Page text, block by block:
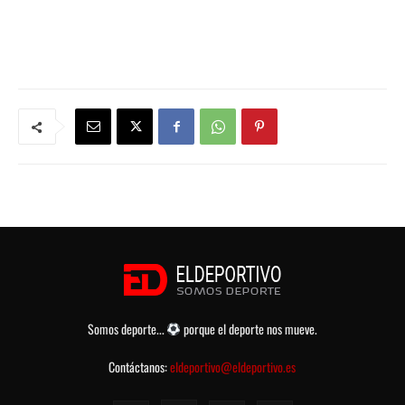
Somos deporte...
porque el deporte nos mueve.
Contáctanos:eldeportivo@eldeportivo.es